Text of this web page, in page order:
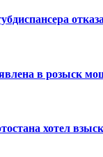
в розыск
хотел